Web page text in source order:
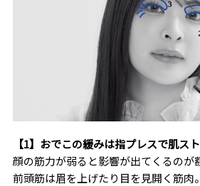
【1】おでこの緩みは指プレスで肌ス
顔の筋力が弱ると影響が出てくるのが
前頭筋は眉を上げたり目を見開く筋肉